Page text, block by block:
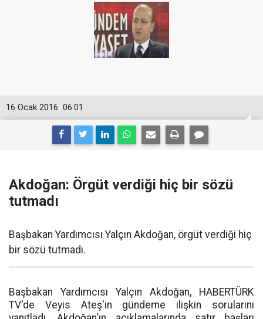
06:01
16 Ocak 2016
Akdoğan: Örgüt verdiği hiç bir sözü
tutmadı
Başbakan Yardımcısı Yalçın Akdoğan, örgüt verdiği hiç
bir sözü tutmadı.
Başbakan Yardımcısı Yalçın Akdoğan, HABERTÜRK
TV'de Veyis Ateş'in gündeme ilişkin sorularını